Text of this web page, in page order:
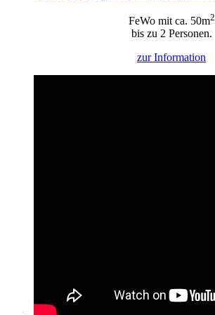
FeWo mit ca. 50m2
bis zu 2 Personen.
zurInformation